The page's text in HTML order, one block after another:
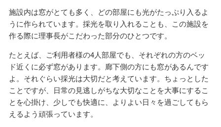
施設内は窓がとても多く、どの部屋にも光がたっぷり入るよ
うに作られています。採光を取り入れることも、この施設を
作る際に理事長がこだわった部分のひとつです。
たとえば、ご利用者様の4人部屋でも、それぞれの方のベッ
ド近くに必ず窓があります。廊下側の方にも窓があるんです
よ。それぐらい採光は大切だと考えています。ちょっとした
ことですが、日常の見逃しがちな大切なことを大事にするこ
とを心掛け、少しでも快適に、よりよい日々を過ごしてもら
えるよう頑張っています。